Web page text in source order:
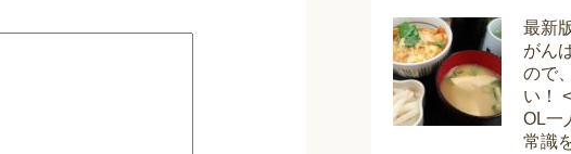
最新
がん
ので
い！
OL一
常識